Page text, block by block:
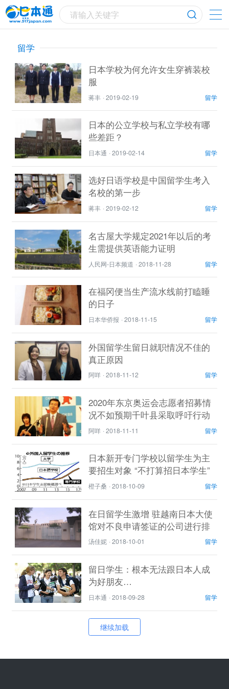
请输入关键字
留学
日本学校为何允许女生穿裤装校
服
蒋丰 ·2019-02-19 留学
日本的公立学校与私立学校有哪
些差距？
日本通 ·2019-02-14 留学
选好日语学校是中国留学生考入
名校的第一步
蒋丰 ·2019-02-12 留学
名古屋大学规定2021年以后的考
生需提供英语能力证明
人民网-日本频道 ·2018-11-28 留学
在福冈便当生产流水线前打瞌睡
的日子
日本华侨报 ·2018-11-15 留学
外国留学生留日就职情况不佳的
真正原因
阿咩 ·2018-11-12 留学
2020年东京奥运会志愿者招募情
况不如预期千叶县采取呼吁行动
阿咩 ·2018-11-11 留学
日本新开专门学校以留学生为主
要招生对象 “不打算招日本学生”
橙子桑 ·2018-10-09 留学
在日留学生激增 驻越南日本大使
馆对不良申请签证的公司进行排
除拒签
汤佳妮 ·2018-10-01 留学
留日学生：根本无法跟日本人成
为好朋友…
日本通 ·2018-09-28 留学
继续加载